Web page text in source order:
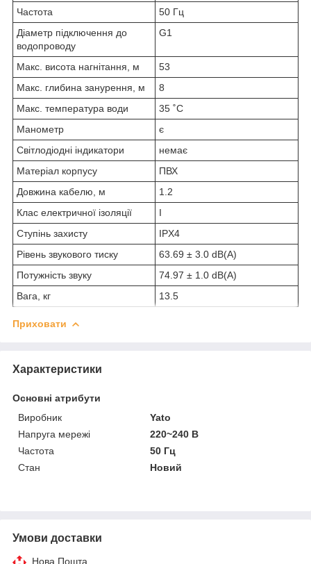
Частота
50 Гц
Діаметр підключення до
водопроводу
G1
Макс. висота нагнітання, м
53
Макс. глибина занурення, м
8
Макс. температура води
35 ˚C
Манометр
є
Світлодіодні індикатори
немає
Матеріал корпусу
ПВХ
Довжина кабелю, м
1.2
Клас електричної ізоляції
I
Ступінь захисту
IPX4
Рівень звукового тиску
63.69 ± 3.0 dB(A)
Потужність звуку
74.97 ± 1.0 dB(A)
Вага, кг
13.5
Приховати
Характеристики
Основні атрибути
Виробник
Yato
Напруга мережі
220~240 В
Частота
50 Гц
Стан
Новий
Умови доставки
Нова Пошта